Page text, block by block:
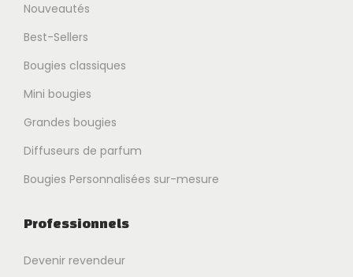
Nouveautés
Best-Sellers
Bougies classiques
Mini bougies
Grandes bougies
Diffuseurs de parfum
Bougies Personnalisées sur-mesure
Professionnels
Devenir revendeur